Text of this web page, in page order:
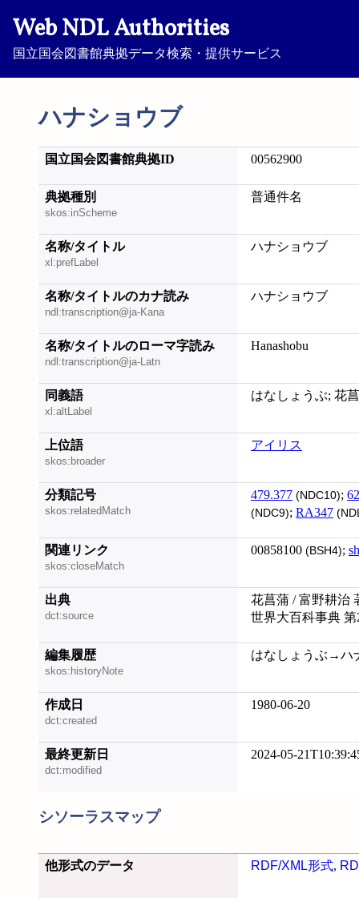
Web NDL Authorities
国立国会図書館典拠データ検索・提供サービス
ハナショウブ
国立国会図書館典拠ID 00562900
典拠種別
skos:inScheme
普通件名
名称/タイトル
xl:prefLabel
ハナショウブ
名称/タイトルのカナ読み
ndl:transcription@ja-Kana
ハナショウブ
名称/タイトルのローマ字読み
ndl:transcription@ja-Latn
Hanashobu
同義語
xl:altLabel
はなしょうぶ; 花菖
上位語
skos:broader
アイリス
分類記号
skos:relatedMatch
479.377 (NDC10);
(NDC9); RA347
関連リンク
skos:closeMatch
00858100 (BSH4);
出典
dct:source
花菖蒲 / 富野耕治
世界大百科事典 第
編集履歴
skos:historyNote
はなしょうぶ→ハ
作成日
dct:created
1980-06-20
最終更新日
dct:modified
2024-05-
シソーラスマップ
他形式のデータ RDF/XML形式,